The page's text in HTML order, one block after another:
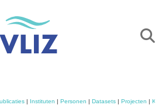
| Instituten | Personen | Datasets | Projecten |